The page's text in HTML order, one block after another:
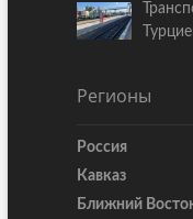
Регионы
Россия
Кавказ
Ближний